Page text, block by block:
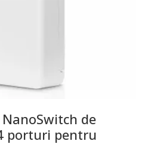
de
porturi pentru